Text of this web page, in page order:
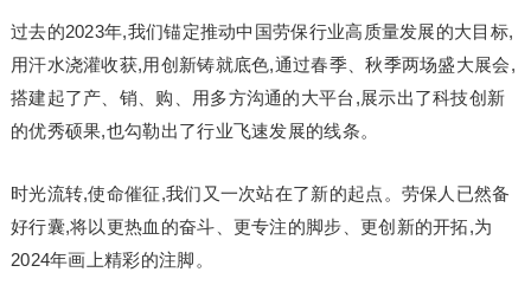
过去的2023年,我们锚定推动中国劳保行业高质量发展的大目标,
用汗水浇灌收获,用创新铸就底色,通过春季、秋季两场盛大展会,
搭建起了产、销、购、用多方沟通的大平台,展示出了科技创新
的优秀硕果,也勾勒出了行业飞速发展的线条。
时光流转,使命催征,我们又一次站在了新的起点。劳保人已然备
好行囊,将以更热血的奋斗、更专注的脚步、更创新的开拓,为
2024年画上精彩的注脚。